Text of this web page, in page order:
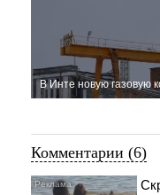
В Инте новую газовую
Комментарии (6)